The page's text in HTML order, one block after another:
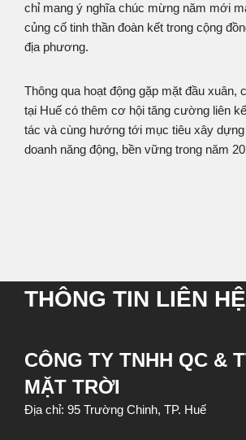
chỉ mang ý nghĩa chúc mừng năm mới
củng cố tinh thần đoàn kết trong cộng
địa phương.
Thông qua hoạt động gặp mặt đầu xuân,
tại Huế có thêm cơ hội tăng cường liên
tác và cùng hướng tới mục tiêu xây
doanh năng động, bền vững trong năm
THÔNG TIN LIÊN HỆ
CÔNG TY TNHH QC &
MẶT TRỜI
Địa chỉ: 95 Trường Chinh, TP. Huế